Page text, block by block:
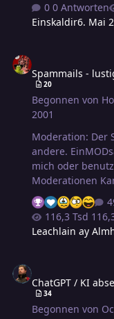
ihr als
Kleinigkeiten, für
0 Antworten
Einskaldir6. Mai
Spammails -
20
Begonnen von
2001
Moderation: Der Strang für Spammails. Lustige und
andere. EinMODsalkir Bei Nachfragen bitte eine PN an
mich oder
Moderationen Kann man eigentlich rechtlich was gegen
Spam-Mailer unternehmen?
am Wochenende
demselben
worden. Was
kriegt erstmal
nen Hotmail-
Leachlain ay
ChatGPT / KI
34
Begonnen von